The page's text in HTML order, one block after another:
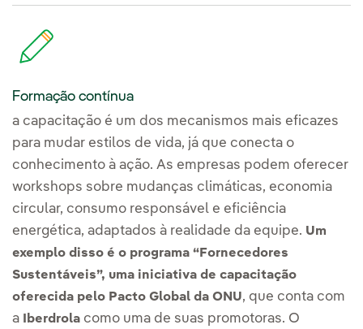
Formação contínua
a capacitação é um dos mecanismos mais eficazes
para mudar estilos de vida, já que conecta o
conhecimento à ação. As empresas podem oferecer
workshops sobre mudanças climáticas, economia
circular, consumo responsável e eficiência
energética, adaptados à realidade da equipe. Um
exemplo disso é o programa “Fornecedores
Sustentáveis”, uma iniciativa de capacitação
oferecida pelo Pacto Global da ONU, que conta com
a Iberdrola como uma de suas promotoras. O